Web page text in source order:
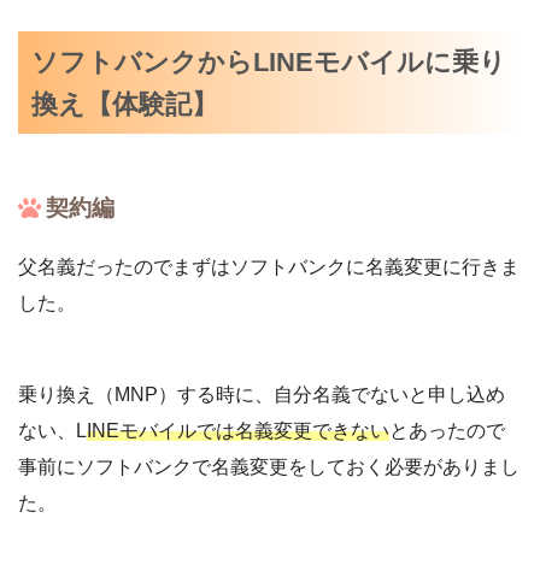
ソフトバンクからLINEモバイルに乗り
換え【体験記】
契約編
父名義だったのでまずはソフトバンクに名義変更に行きま
した。
乗り換え（MNP）する時に、自分名義でないと申し込め
ない、LINEモバイルでは名義変更できないとあったので
事前にソフトバンクで名義変更をしておく必要がありまし
た。